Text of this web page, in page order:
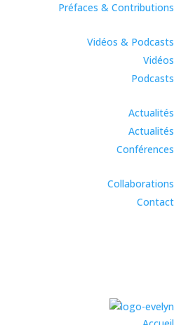
Préfaces & Contributions
Vidéos & Podcasts
Vidéos
Podcasts
Actualités
Actualités
Conférences
Collaborations
Contact